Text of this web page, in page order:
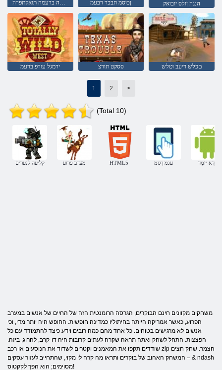
ןיטולחל עורפה ברעמה תואקתפרה ןכוסמ תבכר רבעמ הנגה ןולס יובואק
ירמגל עורפ ברעמ ססקט תורצ םכלש ריעב וטלש
1 2 >
(Total 10)
קליעה לנערים מערב פרוע HTML5 עגמ ךסמ םָדָא יּומְד
משחקים מקוונים חינם הבוקרים, הגרסה הרומנטית הזה של החיים של אנשים במערב
הפרוע, כאשר אמריקה הייתה בחיתוליו כמדינה חופשית. החופש היה יותר מדי, וכי
אנשים לא מרגישים בטוחים. כל אחד מהם כמה רובים וידע כיצד להתמודד עם כל
הפצצות. התחל לשחק ואתה תראה שקרה לעתים קרובות היה דו-קרב, להרוג, ביזה.
שודדים תקפו את המאמנים וקטרים ​​לשדוד את הנוסעים או רכב zip הצמר. שחק חצים
– המשחק האהוב של בוקרים ותראו מה קרה לי מקוי, שהתחייב לעזור עסקים & ndash
מסוימים; הוא הפך לקקטוס!